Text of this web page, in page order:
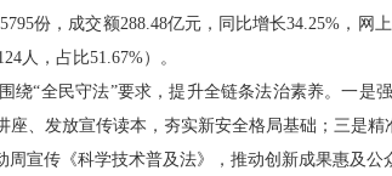
份，成交额288.48亿元，同比增长34.25%，
人，占比51.67%）。
“全民守法”要求，提升全链条法治素养。一是
、发放宣传读本，夯实新安全格局基础；三是
宣传《科学技术普及法》，推动创新成果惠及公